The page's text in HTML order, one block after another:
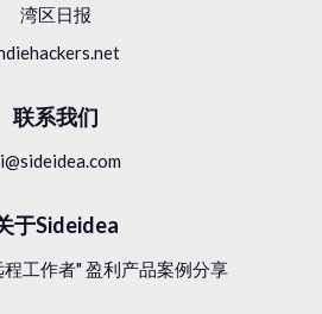
湾区日报
联系我们
于Sideidea
工作者" 盈利产品案例分享